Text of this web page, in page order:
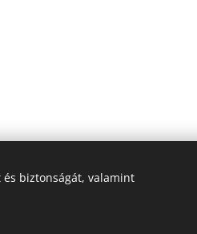
biztonságát, valamint